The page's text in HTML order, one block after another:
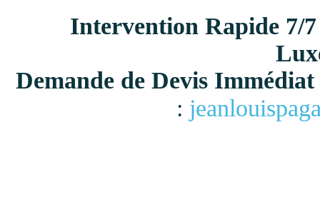
Intervention Rapide 7/
Demande de Devis
: